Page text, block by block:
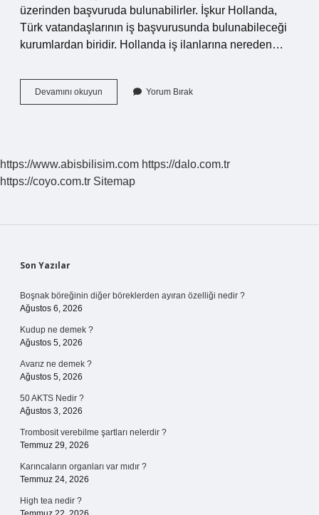
üzerinden başvuruda bulunabilirler. İşkur Hollanda,
Türk vatandaşlarının iş başvurusunda bulunabileceği
kurumlardan biridir. Hollanda iş ilanlarına nereden…
Devamını okuyun Hollandada
Nasıl
Yorum Bırak
https://www.abisbilisim.com https://dalo.com.tr
https://coyo.com.tr Sitemap
Sidebar
Son Yazılar
Boşnak böreğinin diğer böreklerden ayıran özelliği nedir ?
Ağustos 6, 2026
Kudup ne demek ?
Ağustos 5, 2026
Avarız ne demek ?
Ağustos 5, 2026
50 AKTS Nedir ?
Ağustos 3, 2026
Trombosit verebilme şartları nelerdir ?
Temmuz 29, 2026
Karıncaların organları var mıdır ?
Temmuz 24, 2026
High tea nedir ?